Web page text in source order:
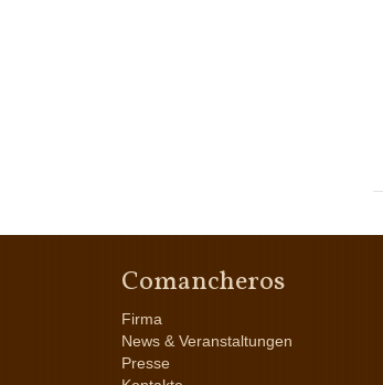
Comancheros
Firma
News & Veranstaltungen
Presse